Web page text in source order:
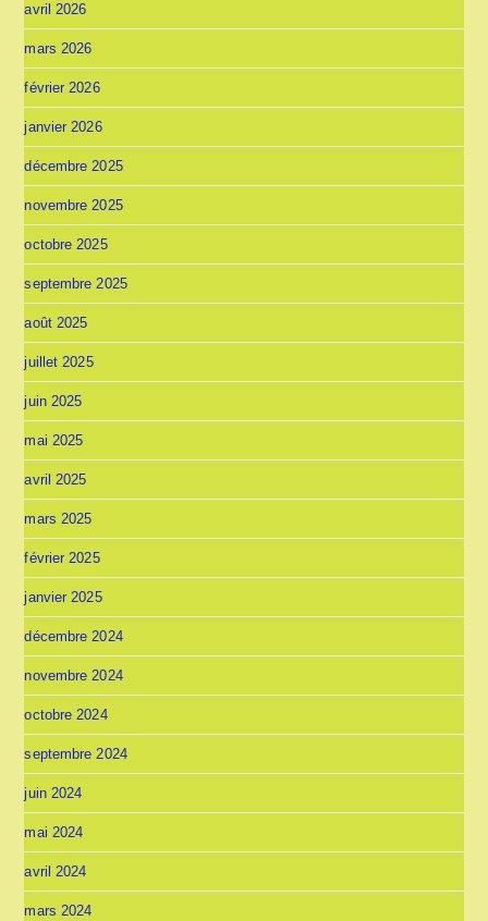
avril 2026
mars 2026
février 2026
janvier 2026
décembre 2025
novembre 2025
octobre 2025
septembre 2025
août 2025
juillet 2025
juin 2025
mai 2025
avril 2025
mars 2025
février 2025
janvier 2025
décembre 2024
novembre 2024
octobre 2024
septembre 2024
juin 2024
mai 2024
avril 2024
mars 2024